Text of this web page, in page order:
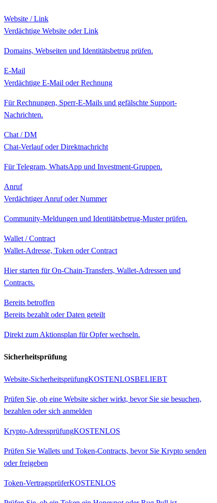
Website / Link
Verdächtige Website oder Link
Domains, Webseiten und Identitätsbetrug prüfen.
E-Mail
Verdächtige E-Mail oder Rechnung
Für Rechnungen, Sperr-E-Mails und gefälschte Support-
Nachrichten.
Chat / DM
Chat-Verlauf oder Direktnachricht
Für Telegram, WhatsApp und Investment-Gruppen.
Anruf
Verdächtiger Anruf oder Nummer
Community-Meldungen und Identitätsbetrug-Muster prüfen.
Wallet / Contract
Wallet-Adresse, Token oder Contract
Hier starten für On-Chain-Transfers, Wallet-Adressen und
Contracts.
Bereits betroffen
Bereits bezahlt oder Daten geteilt
Direkt zum Aktionsplan für Opfer wechseln.
Sicherheitsprüfung
Website-SicherheitsprüfungKOSTENLOSBELIEBT
Prüfen Sie, ob eine Website sicher wirkt, bevor Sie sie besuchen,
bezahlen oder sich anmelden
Krypto-AdressprüfungKOSTENLOS
Prüfen Sie Wallets und Token-Contracts, bevor Sie Krypto senden
oder freigeben
Token-VertragsprüferKOSTENLOS